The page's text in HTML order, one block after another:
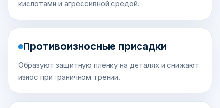
кислотами и агрессивной средой.
Противоизносные присадки
Образуют защитную плёнку на деталях и снижают
износ при граничном трении.